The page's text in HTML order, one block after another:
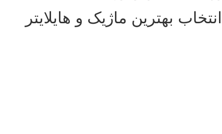
انتخاب بهترین ماژیک و هایلایتر